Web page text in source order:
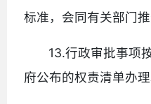
标准，会同有关部门
13.行政审批事项
府公布的权责清单办理